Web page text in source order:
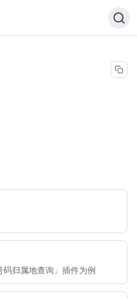
归属地查询」插件为例